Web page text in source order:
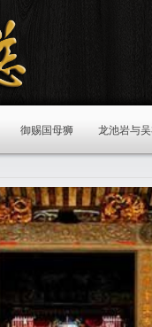
御赐国母狮 龙池岩与